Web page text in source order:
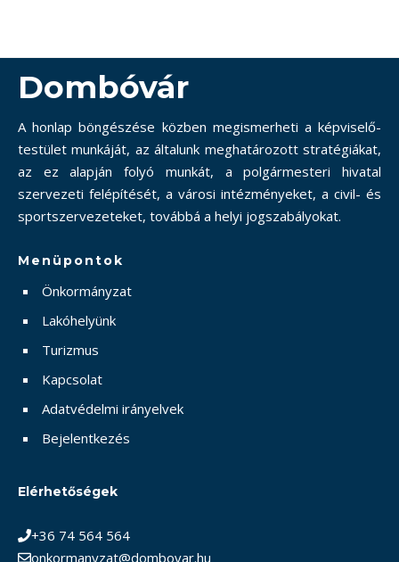
Dombóvár
A honlap böngészése közben megismerheti a képviselő-
testület munkáját, az általunk meghatározott stratégiákat,
az ez alapján folyó munkát, a polgármesteri hivatal
szervezeti felépítését, a városi intézményeket, a civil- és
sportszervezeteket, továbbá a helyi jogszabályokat.
Menüpontok
Önkormányzat
Lakóhelyünk
Turizmus
Kapcsolat
Adatvédelmi irányelvek
Bejelentkezés
Elérhetőségek
+36 74 564 564
onkormanyzat@dombovar.hu